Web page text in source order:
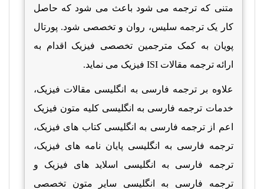
متنی که ترجمه می شود باعث می شود که حاصل
کار یک ترجمه سلیس، روان و تخصصی شود. پورتال
پویان به کمک مترجمین تخصصی فیزیک اقدام به
ارائه ترجمه مقالاتISI فیزیک می نماید.
علاوه بر ترجمه فارسی به انگلیسی مقالات فیزیک،
خدمات ترجمه فارسی به انگلیسی کلیه متون فیزیک
اعم از ترجمه فارسی به انگلیسی کتاب های فیزیک،
ترجمه فارسی به انگلیسی پایان نامه های فیزیک،
ترجمه فارسی به انگلیسی اسلاید های فیزیک و
ترجمه فارسی به انگلیسی سایر متون تخصصی